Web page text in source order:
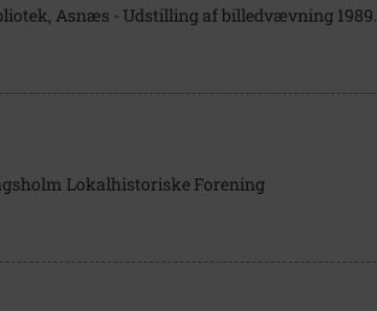
Asnæs - Udstilling af billedvævning 1989.
Lokalhistoriske Forening